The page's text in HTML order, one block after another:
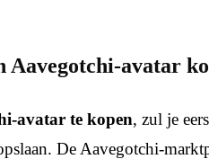
Aavegotchi-avatar
avatar te kopen, zul je
De Aavegotchi-